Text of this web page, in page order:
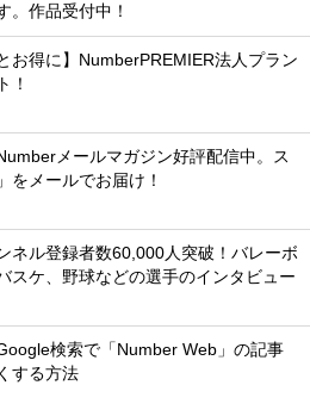
。作品受付中！
お得に】NumberPREMIER法人プラン
！
メールマガジン好評配信中。ス
をメールでお届け！
ネル登録者数60,000人突破！バレーボ
スケ、野球などの選手のインタビュー
検索で「Number Web」の記事
する方法